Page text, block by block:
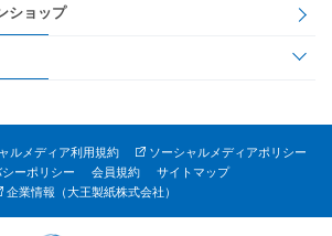
ショップ
ルメディア利用規約
ソーシャルメディアポリシー
ーポリシー
会員規約
サイトマップ
企業情報（大王製紙株式会社）